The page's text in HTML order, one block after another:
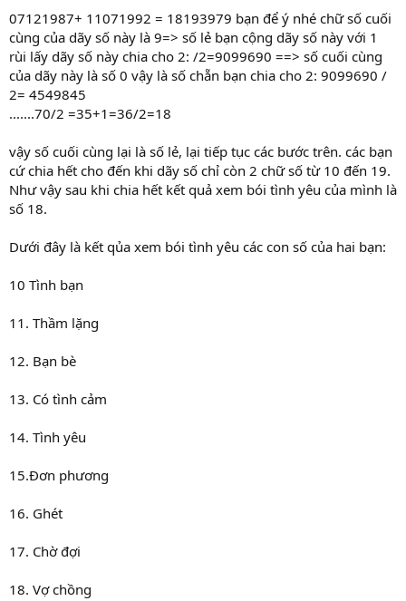
07121987+ 11071992 = 18193979 bạn để ý nhé chữ số cuối
cùng của dãy số này là 9=> số lẻ bạn cộng dãy số này với 1
rùi lấy dãy số này chia cho 2: /2=9099690 ==> số cuối cùng
của dãy này là số 0 vậy là số chẵn bạn chia cho 2: 9099690 /
2= 4549845
.......70/2 =35+1=36/2=18
vậy số cuối cùng lại là số lẻ, lại tiếp tục các bước trên. các bạn
cứ chia hết cho đến khi dãy số chỉ còn 2 chữ số từ 10 đến 19.
Như vậy sau khi chia hết kết quả xem bói tình yêu của mình là
số 18.
Dưới đây là kết qủa xem bói tình yêu các con số của hai bạn:
10 Tình bạn
11. Thầm lặng
12. Bạn bè
13. Có tình cảm
14. Tình yêu
15.Đơn phương
16. Ghét
17. Chờ đợi
18. Vợ chồng